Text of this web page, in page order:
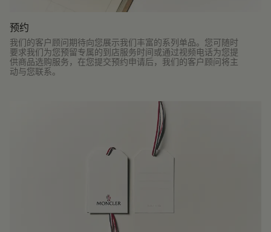
预约
我们的客户顾问期待向您展示我们丰富的系列单品。您可随时
要求我们为您预留专属的到店服务时间或通过视频电话为您提
供商品选购服务，在您提交预约申请后，我们的客户顾问将主
动与您联系。